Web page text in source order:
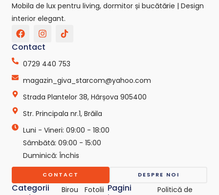
Mobila de lux pentru living, dormitor și bucătărie | Design
interior elegant.
F
a
c
b
o
I
n
s
a
r
m
T
i
o
-
v
r
e
p
o
-
c
o
m
Categorii
Birou Fotolii Pagini
Politică de
Contact
0729 440 753
magazin_giva_starcom@yahoo.com
Strada Plantelor 38, Hârșova 905400
Str. Principala nr.1, Brăila
Luni - Vineri: 09:00 - 18:00
Sâmbătă: 09:00 - 15:00
Duminică: Închis
CONTACT DESPRE NOI